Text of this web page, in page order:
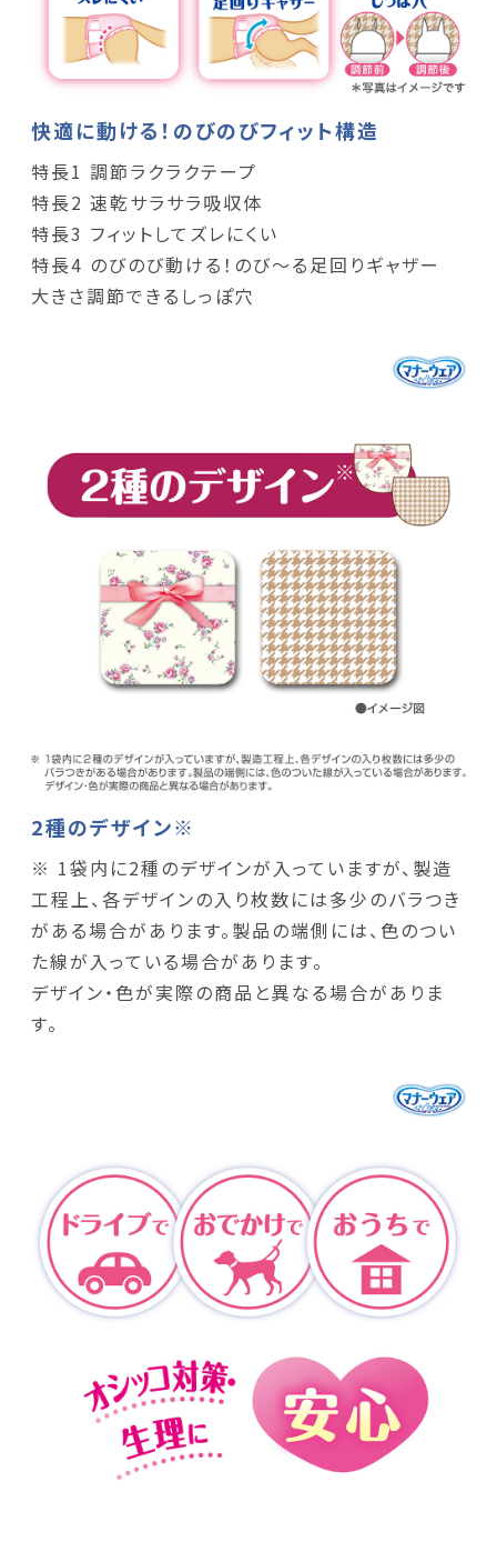
快適に動ける！のびのびフィット構造
特長1 調節ラクラクテープ
特長2 速乾サラサラ吸収体
特長3 フィットしてズレにくい
特長4 のびのび動ける！のび～る足回りギャザー
大きさ調節できるしっぽ穴
2種のデザイン※
※ 1袋内に2種のデザインが入っていますが、製造
工程上、各デザインの入り枚数には多少のバラつき
がある場合があります。製品の端側には、色のつい
た線が入っている場合があります。
デザイン・色が実際の商品と異なる場合がありま
す。